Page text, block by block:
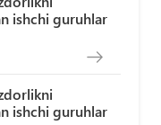
ishchi guruhlar
ishchi guruhlar